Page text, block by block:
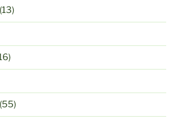
(13)
(55)